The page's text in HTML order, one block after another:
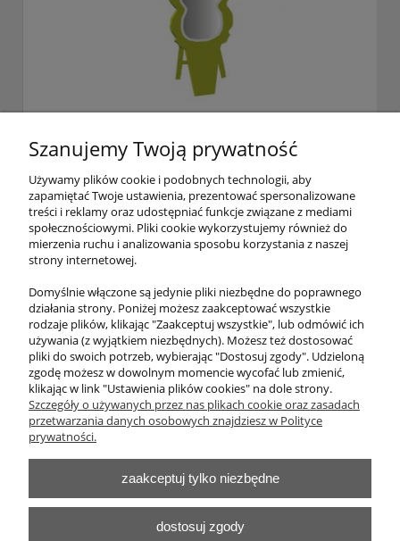
Potykacz reklamowy stacjonarny do pisania
pisakiem lód
1 230,00 zł
zawiera 23% VAT, bez kosztów dostawy
do koszyka
O nas
Pomoc
Moje konto
Szanujemy Twoją prywatność
Używamy plików cookie i podobnych technologii, aby
zapamiętać Twoje ustawienia, prezentować spersonalizowane
treści i reklamy oraz udostępniać funkcje związane z mediami
społecznościowymi. Pliki cookie wykorzystujemy również do
mierzenia ruchu i analizowania sposobu korzystania z naszej
strony internetowej.
Domyślnie włączone są jedynie pliki niezbędne do poprawnego
działania strony. Poniżej możesz zaakceptować wszystkie
rodzaje plików, klikając "Zaakceptuj wszystkie", lub odmówić ich
używania (z wyjątkiem niezbędnych). Możesz też dostosować
pliki do swoich potrzeb, wybierając "Dostosuj zgody". Udzieloną
zgodę możesz w dowolnym momencie wycofać lub zmienić,
klikając w link "Ustawienia plików cookies" na dole strony.
Szczegóły o używanych przez nas plikach cookie oraz zasadach
przetwarzania danych osobowych znajdziesz w Polityce
prywatności.
zaakceptuj tylko niezbędne
dostosuj zgody